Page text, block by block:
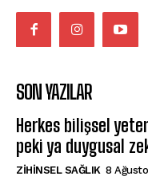
SON YAZILAR
Herkes bilişsel
peki ya duygusal
ZIHINSEL SAĞLIK 8